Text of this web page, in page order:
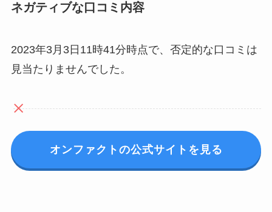
ネガティブな口コミ内容
2023年3月3日11時41分時点で、否定的な口コミは
見当たりませんでした。
オンファクトの公式サイトを見る